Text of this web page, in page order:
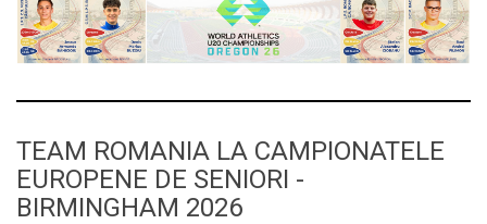
TEAM ROMANIA LA CAMPIONATELE
EUROPENE DE SENIORI -
BIRMINGHAM 2026